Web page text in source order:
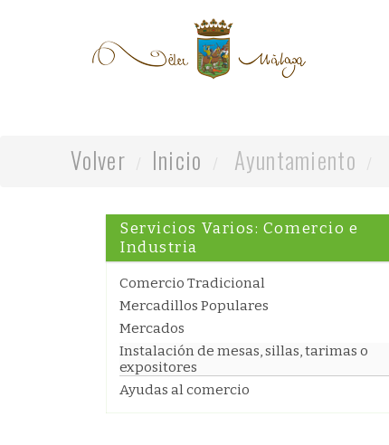
Volver Inicio Ayuntamiento
Servicios Varios: Comercio e
Industria
Comercio Tradicional
Mercadillos Populares
Mercados
Instalación de mesas, sillas, tarimas o
expositores
Ayudas al comercio